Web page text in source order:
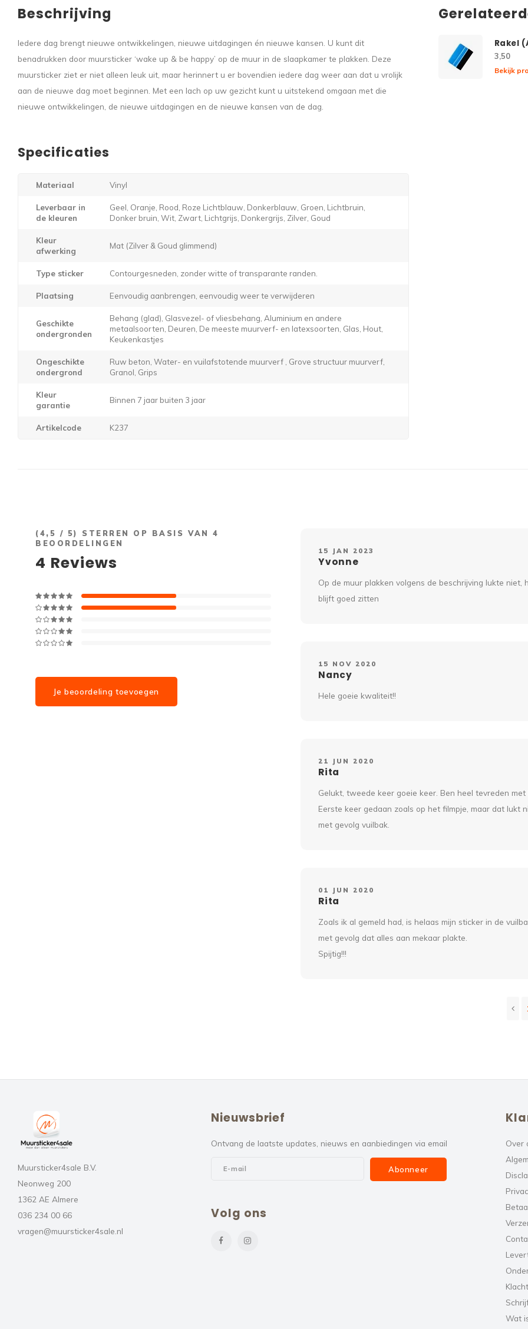
Beschrijving
Iedere dag brengt nieuwe ontwikkelingen, nieuwe uitdagingen én nieuwe kansen. U kunt dit
benadrukken door muursticker ‘wake up & be happy’ op de muur in de slaapkamer te plakken. Deze
muursticker ziet er niet alleen leuk uit, maar herinnert u er bovendien iedere dag weer aan dat u vrolijk
aan de nieuwe dag moet beginnen. Met een lach op uw gezicht kunt u uitstekend omgaan met die
nieuwe ontwikkelingen, de nieuwe uitdagingen en de nieuwe kansen van de dag.
Specificaties
Materiaal Vinyl
Leverbaar in
de kleuren
Geel, Oranje, Rood, Roze Lichtblauw, Donkerblauw, Groen, Lichtbruin,
Donker bruin, Wit, Zwart, Lichtgrijs, Donkergrijs, Zilver, Goud
Kleur
afwerking
Mat (Zilver & Goud glimmend)
Type sticker Contourgesneden, zonder witte of transparante randen.
Plaatsing Eenvoudig aanbrengen, eenvoudig weer te verwijderen
Geschikte
ondergronden
Behang (glad), Glasvezel- of vliesbehang, Aluminium en andere
metaalsoorten, Deuren, De meeste muurverf- en latexsoorten, Glas, Hout,
Keukenkastjes
Ongeschikte
ondergrond
Ruw beton, Water- en vuilafstotende muurverf , Grove structuur muurverf,
Granol, Grips
Kleur
garantie
Binnen 7 jaar buiten 3 jaar
Artikelcode K237
Rakel
3,50
Bekijk
(4,5 / 5) STERREN OP BASIS VAN4
BEOORDELINGEN
4 Reviews
Je beoordeling toevoegen
15 JAN 2023
Yvonne
Op de muur plakken volgens de beschrijving lukte
blijft goed zitten
15 NOV 2020
Nancy
Hele goeie kwaliteit!!
21 JUN 2020
Rita
Gelukt, tweede keer goeie keer. Ben heel tevreden met
Eerste keer gedaan zoals op het filmpje, maar dat
met gevolg vuilbak.
01 JUN 2020
Rita
Zoals ik al gemeld had, is helaas mijn sticker in de
met gevolg dat alles aan mekaar plakte.
Spijtig!!!
Muursticker4sale B.V.
Neonweg 200
1362 AE Almere
036 234 00 66
vragen@muursticker4sale.nl
Nieuwsbrief
Ontvang de laatste updates, nieuws en aanbiedingen via email
Abonneer
Volg ons
Over
Wat